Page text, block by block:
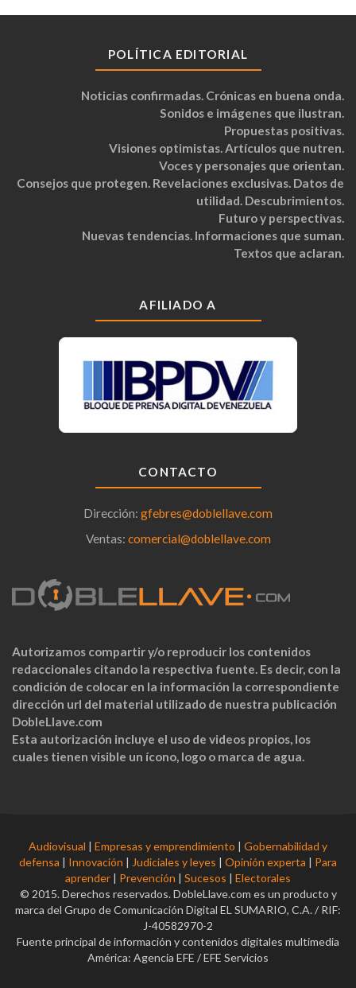
POLÍTICA EDITORIAL
Noticias confirmadas. Crónicas en buena onda.
Sonidos e imágenes que ilustran.
Propuestas positivas.
Visiones optimistas. Artículos que nutren.
Voces y personajes que orientan.
Consejos que protegen. Revelaciones exclusivas. Datos de
utilidad. Descubrimientos.
Futuro y perspectivas.
Nuevas tendencias. Informaciones que suman.
Textos que aclaran.
AFILIADO A
CONTACTO
Dirección: gfebres@doblellave.com
Ventas: comercial@doblellave.com
Autorizamos compartir y/o reproducir los contenidos
redaccionales citando la respectiva fuente. Es decir, con la
condición de colocar en la información la correspondiente
dirección url del material utilizado de nuestra publicación
DobleLlave.com
Esta autorización incluye el uso de videos propios, los
cuales tienen visible un ícono, logo o marca de agua.
Audiovisual | Empresas y emprendimiento | Gobernabilidad y
defensa | Innovación | Judiciales y leyes | Opinión experta | Para
aprender | Prevención | Sucesos | Electorales
© 2015. Derechos reservados. DobleLlave.com es un producto y
marca del Grupo de Comunicación Digital EL SUMARIO, C.A. / RIF:
J-40582970-2
Fuente principal de información y contenidos digitales multimedia
América: Agencia EFE / EFE Servicios